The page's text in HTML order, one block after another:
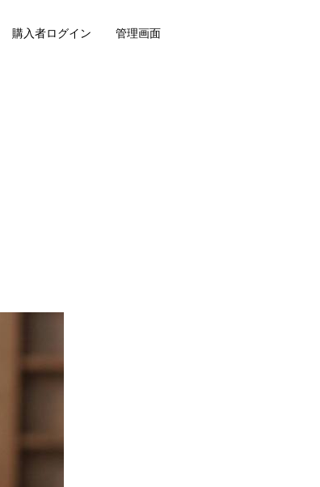
購入者ログイン 管理画面